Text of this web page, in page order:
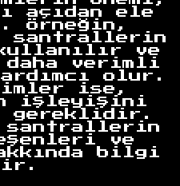
açıdan ele
Örneğin,
santrallerin
kullanılır ve
verimli
olur.
ise,
işleyişini
gereklidir.
santrallerin
ve
bilgi